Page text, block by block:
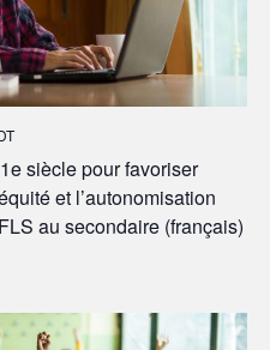
siècle pour favoriser
et l’autonomisation
au secondaire (français)